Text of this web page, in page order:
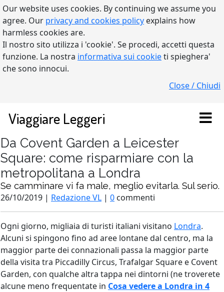
Our website uses cookies. By continuing we assume you
agree. Our privacy and cookies policy explains how
harmless cookies are.
Il nostro sito utilizza i 'cookie'. Se procedi, accetti questa
funzione. La nostra informativa sui cookieti spieghera'
che sono innocui.
Close / Chiudi
Viaggiare Leggeri
Da Covent Garden a Leicester
Square: come risparmiare con la
metropolitana a Londra
Se camminare vi fa male, meglio evitarla. Sul serio.
26/10/2019 | Redazione VL | 0 commenti
Ogni giorno, migliaia di turisti italiani visitano Londra.
Alcuni si spingono fino ad aree lontane dal centro, ma la
maggior parte dei connazionali passa la maggior parte
della visita tra Piccadilly Circus, Trafalgar Square e Covent
Garden, con qualche altra tappa nei dintorni (ne troverete
alcune meno frequentate in Cosa vedere a Londra in 4